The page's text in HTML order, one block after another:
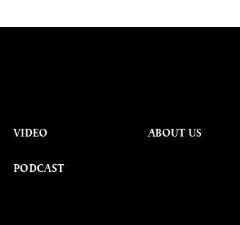
VIDEO
PODCAST
ABOUT US